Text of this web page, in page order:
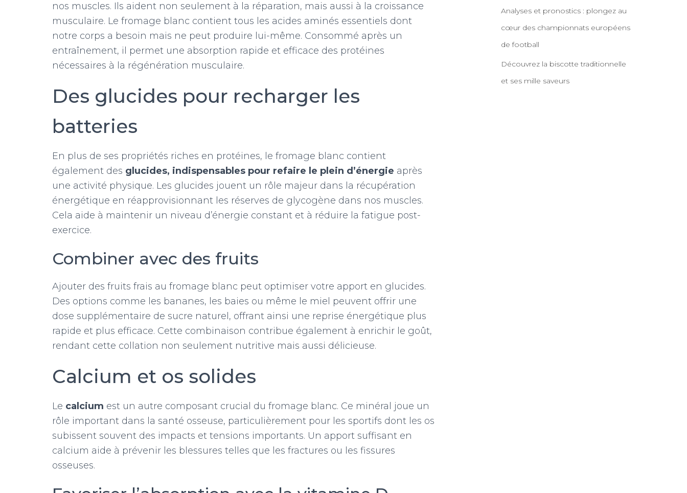
nos muscles. Ils aident non seulement à la réparation, mais aussi à la croissance
musculaire. Le fromage blanc contient tous les acides aminés essentiels dont
notre corps a besoin mais ne peut produire lui-même. Consommé après un
entraînement, il permet une absorption rapide et efficace des protéines
nécessaires à la régénération musculaire.
Des glucides pour recharger les
batteries
En plus de ses propriétés riches en protéines, le fromage blanc contient
également des glucides, indispensables pour refaire le plein d’énergie après
une activité physique. Les glucides jouent un rôle majeur dans la récupération
énergétique en réapprovisionnant les réserves de glycogène dans nos muscles.
Cela aide à maintenir un niveau d’énergie constant et à réduire la fatigue post-
exercice.
Combiner avec des fruits
Ajouter des fruits frais au fromage blanc peut optimiser votre apport en glucides.
Des options comme les bananes, les baies ou même le miel peuvent offrir une
dose supplémentaire de sucre naturel, offrant ainsi une reprise énergétique plus
rapide et plus efficace. Cette combinaison contribue également à enrichir le goût,
rendant cette collation non seulement nutritive mais aussi délicieuse.
Calcium et os solides
Le calcium est un autre composant crucial du fromage blanc. Ce minéral joue un
rôle important dans la santé osseuse, particulièrement pour les sportifs dont les os
subissent souvent des impacts et tensions importants. Un apport suffisant en
calcium aide à prévenir les blessures telles que les fractures ou les fissures
osseuses.
Analyses et pronostics : plongez au
cœur des championnats européens
de football
Découvrez la biscotte traditionnelle
et ses mille saveurs